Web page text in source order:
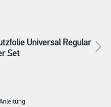
Universal Regular
Set